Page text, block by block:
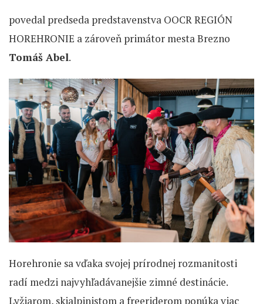
povedal predseda predstavenstva OOCR REGIÓN
HOREHRONIE a zároveň primátor mesta Brezno
Tomáš Abel.
Horehronie sa vďaka svojej prírodnej rozmanitosti
radí medzi najvyhľadávanejšie zimné destinácie.
Lyžiarom, skialpinistom a freeriderom ponúka viac